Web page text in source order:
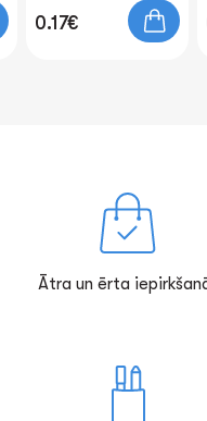
0.17€
Ātra un ērta